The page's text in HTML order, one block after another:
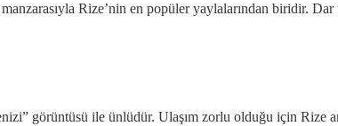
Rize’nin en popüler yaylalarından biridir.
görüntüsü ile ünlüdür. Ulaşım zorlu olduğu için